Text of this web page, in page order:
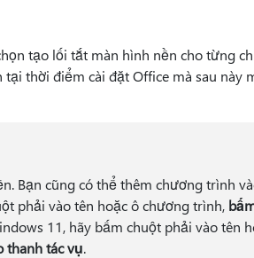
tạo lối tắt màn hình nền cho từng
thời điểm cài đặt Office mà sau này
Bạn cũng có thể thêm chương trình
phải vào tên hoặc ô chương trình,
11, hãy bấm chuột phải vào tên
thanh tác vụ.